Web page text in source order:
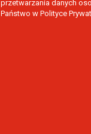
przetwarzania danych
Państwo w Polityce